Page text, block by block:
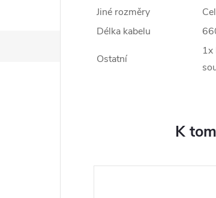
Jiné rozměry
Délka kabelu
Ostatní
1x
K